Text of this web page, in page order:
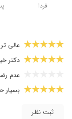
فردا
عالی
دکتر
عدم
بسیار
ثبت نظر